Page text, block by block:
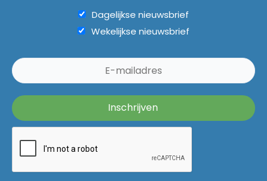
Dagelijkse nieuwsbrief
Wekelijkse nieuwsbrief